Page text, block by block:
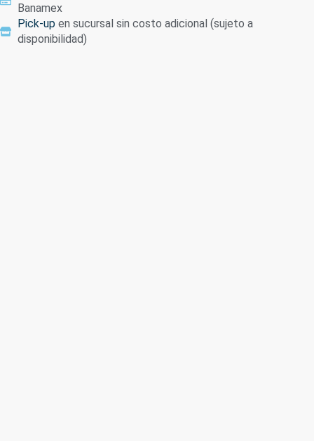
Banamex
Pick-up en sucursal sin costo adicional (sujeto a
disponibilidad)